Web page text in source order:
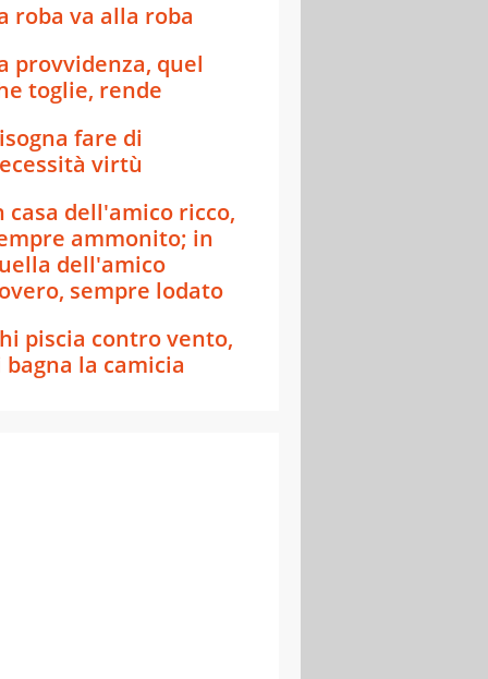
roba va alla roba
provvidenza, quel
toglie, rende
fare di
virtù
casa dell'amico ricco,
ammonito; in
dell'amico
sempre lodato
piscia contro vento,
bagna la camicia